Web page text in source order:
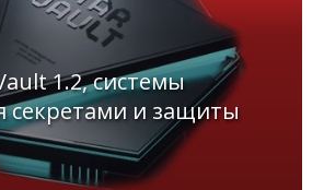
1.2, системы
секретами и защиты